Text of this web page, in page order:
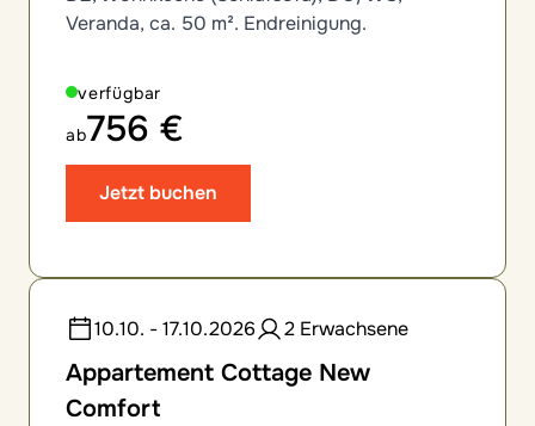
Veranda, ca. 50 m². Endreinigung.
verfügbar
ab756 €
Jetzt buchen
10.10. - 17.10.2026 2 Erwachsene
Appartement Cottage New
Comfort